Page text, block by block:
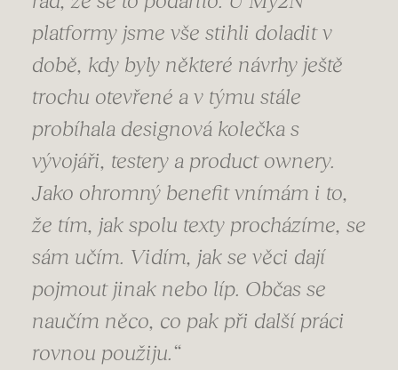
platformy jsme vše stihli doladit v
době, kdy byly některé návrhy ještě
trochu otevřené a v týmu stále
probíhala designová kolečka s
vývojáři, testery a product ownery.
Jako ohromný benefit vnímám i to,
že tím, jak spolu texty procházíme, se
sám učím. Vidím, jak se věci dají
pojmout jinak nebo líp. Občas se
naučím něco, co pak při další práci
rovnou použiju.“